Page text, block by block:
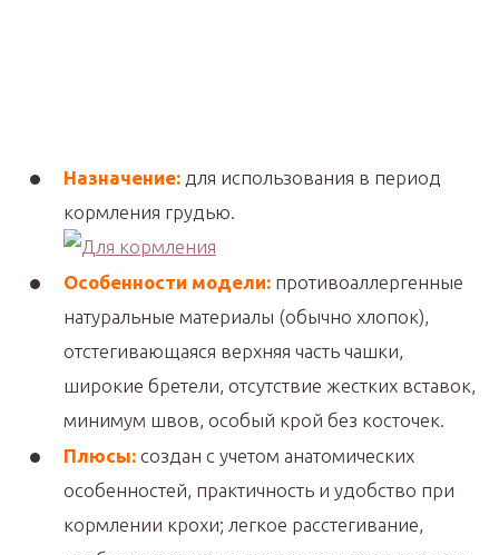
Назначение: для использования в период
кормления грудью.
Особенности модели: противоаллергенные
натуральные материалы (обычно хлопок),
отстегивающаяся верхняя часть чашки,
широкие бретели, отсутствие жестких вставок,
минимум швов, особый крой без косточек.
Плюсы: создан с учетом анатомических
особенностей, практичность и удобство при
кормлении крохи; легкое расстегивание,